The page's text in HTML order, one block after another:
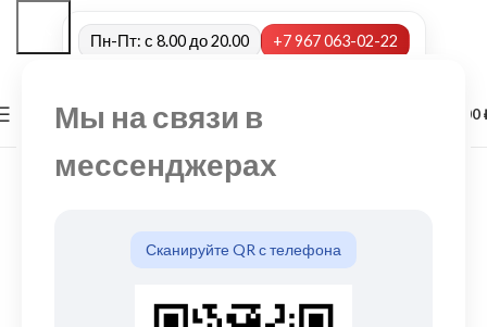
Мы на связи в
мессенджерах
Сканируйте QR с телефона
Пн-Пт: с 8.00 до 20.00 +7 967 063-02-22
МЕНЮ 0,00